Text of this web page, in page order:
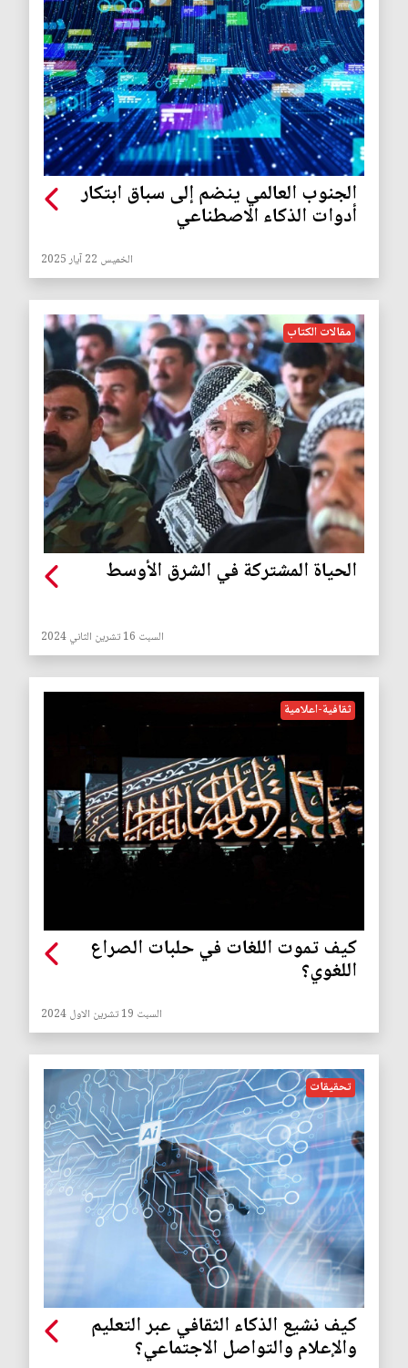
الجنوب العالمي ينضم إلى سباق ابتكار
أدوات الذكاء الاصطناعي
الخميس 22 آيار 2025
مقالات الكتاب
الحياة المشتركة في الشرق الأوسط
السبت 16 تشرين الثاني 2024
ثقافية-اعلامية
كيف تموت اللغات في حلبات الصراع
اللغوي؟
السبت 19 تشرين الاول 2024
تحقيقات
كيف نشيع الذكاء الثقافي عبر التعليم
والإعلام والتواصل الاجتماعي؟